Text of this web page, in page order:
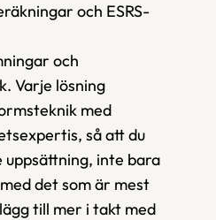
och ESRS-
och
Varje lösning
med
så att du
inte bara
det som är mest
till mer i takt med